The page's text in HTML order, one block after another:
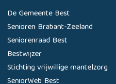
De Gemeente Best
Senioren Brabant-Zeeland
Seniorenraad Best
Bestwijzer
Stichting vrijwillige mantelzorg